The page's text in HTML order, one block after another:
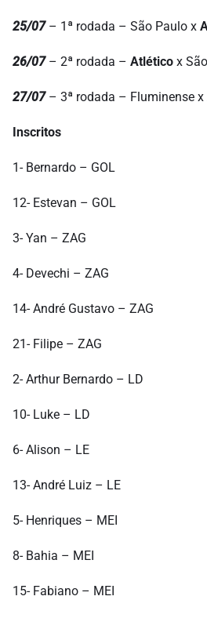
25/07– 1ª rodada – São Paulo x
26/07– 2ª rodada – Atlético x
27/07– 3ª rodada – Fluminense x
Inscritos
1- Bernardo – GOL
12- Estevan – GOL
3- Yan – ZAG
4- Devechi – ZAG
14- André Gustavo – ZAG
21- Filipe – ZAG
2- Arthur Bernardo – LD
10- Luke – LD
6- Alison – LE
13- André Luiz – LE
5- Henriques – MEI
8- Bahia – MEI
15- Fabiano – MEI